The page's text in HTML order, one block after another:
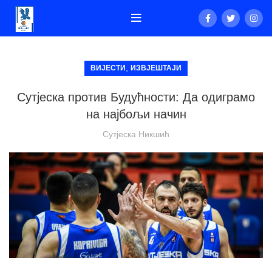
ВИЈЕСТИ ИЗВЈЕШТАЈИ
Сутјеска против Будућности: Да одиграмо
на најбољи начин
Сутјеска Никшић